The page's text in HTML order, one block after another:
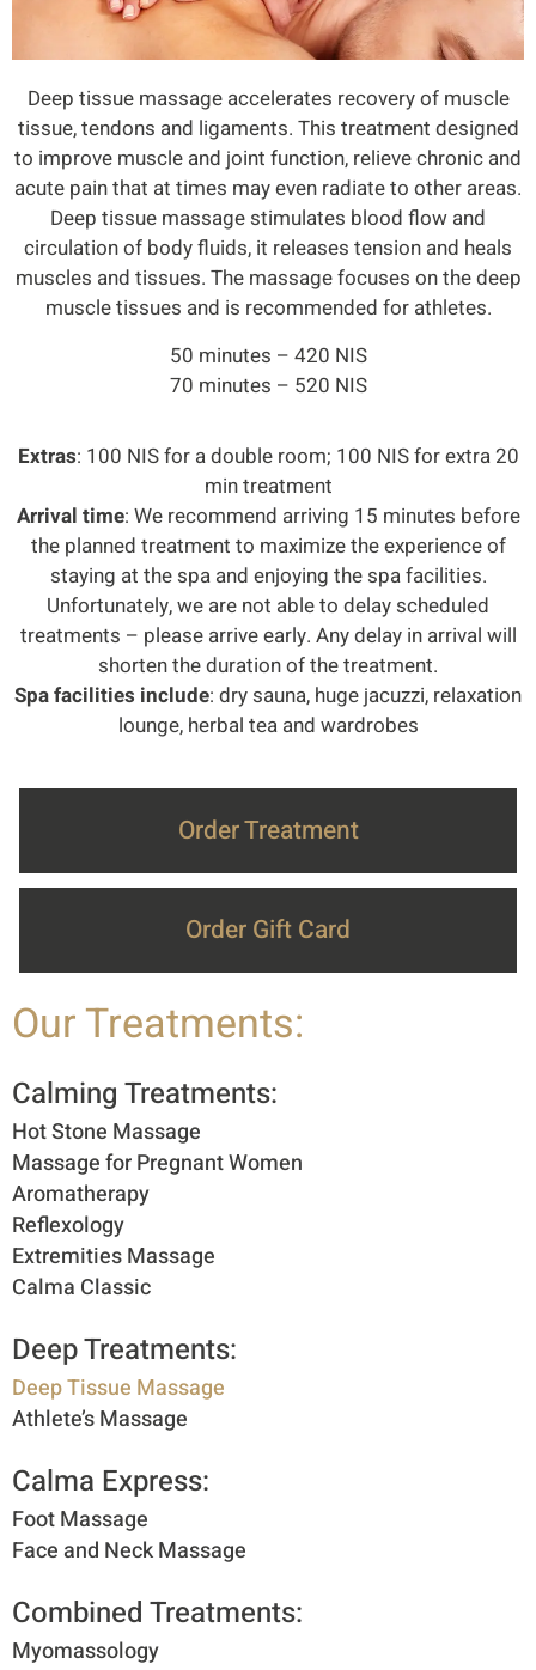
Our Treatments:
Calming Treatments:
Hot Stone Massage
Massage for Pregnant Women
Aromatherapy
Reflexology
Extremities Massage
Calma Classic
Deep Treatments:​
Deep Tissue Massage
Athlete’s Massage
Calma Express:​
Foot Massage
Face and Neck Massage
Combined Treatments:​
Myomassology
Deep tissue massage accelerates recovery of muscle
tissue, tendons and ligaments. This treatment designed
to improve muscle and joint function, relieve chronic and
acute pain that at times may even radiate to other areas.
Deep tissue massage stimulates blood flow and
circulation of body fluids, it releases tension and heals
muscles and tissues. The massage focuses on the deep
muscle tissues and is recommended for athletes.
50 minutes – 420 NIS
70 minutes – 520 NIS
Extras: 100 NIS for a double room; 100 NIS for extra 20
min treatment
Arrival time: We recommend arriving 15 minutes before
the planned treatment to maximize the experience of
staying at the spa and enjoying the spa facilities.
Unfortunately, we are not able to delay scheduled
treatments – please arrive early. Any delay in arrival will
shorten the duration of the treatment.
Spa facilities include: dry sauna, huge jacuzzi, relaxation
lounge, herbal tea and wardrobes
Order Treatment
Order Gift Card